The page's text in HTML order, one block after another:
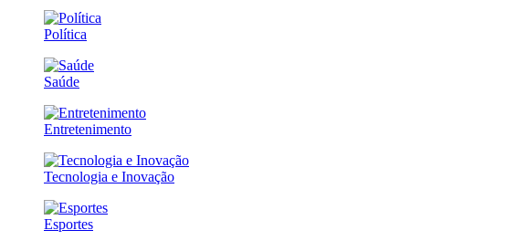
Política
Saúde
Entretenimento
Tecnologia e Inovação
Esportes